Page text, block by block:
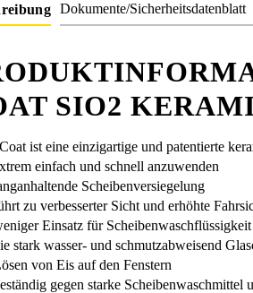
Dokumente/Sicherheitsdatenblatt
SIO2
ist eine einzigartige und patentierte
einfach und schnell anzuwenden
Scheibenversiegelung
zu verbesserter Sicht und erhöhte
Einsatz für
stark wasser- und schmutzabweisend
von Eis auf den Fenstern
gegen starke Scheibenwaschmittel